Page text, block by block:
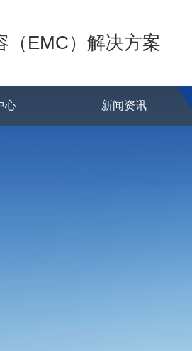
（EMC）解决方案
心 新闻资讯